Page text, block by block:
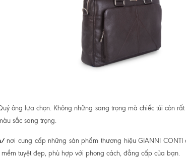
ông lựa chọn. Không những sang trọng mà chiếc túi còn
sắc sang trọng.
nơi cung cấp những sản phẩm thương hiệu GIANNI
tuyệt đẹp, phù hợp với phong cách, đẳng cấp của bạn.